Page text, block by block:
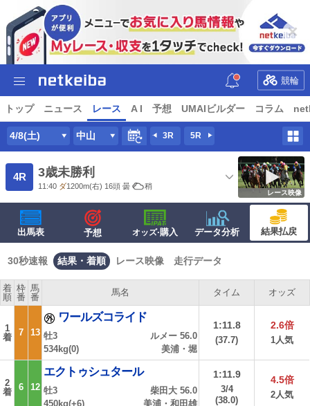
競輪
トップ ニュース レース A I 予想 UMAIビルダー コラム
4/8(土) 中山 3R 5R
4R 3歳未勝利
11:40 ダ1200m(右) 16頭 曇 稍
レース映像
出馬表 予想 オッズ·購入 データ分析 結果払戻
30秒速報 結果・着順 レース映像 走行データ
着
順
枠
番
馬
番
馬名 タイム オッズ
1
着
7 13
ワールズコライド
牡3
534kg(0)
ルメー 56.0
美浦・堀
1:11.8
(37.7)
2.6倍
1人気
2
着
6 12
エクトゥシュタール
牡3
450kg(+6)
柴田大 56.0
美浦・和田雄
1:11.9
3/4
(38.0)
4.5倍
2人気